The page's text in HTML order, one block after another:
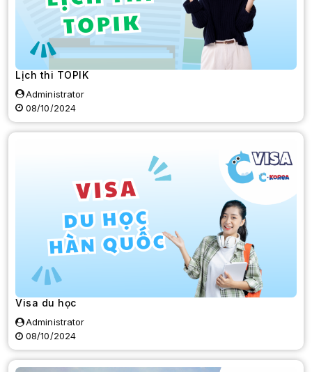
Lịch thi TOPIK
Administrator
08/10/2024
Visa du học
Administrator
08/10/2024